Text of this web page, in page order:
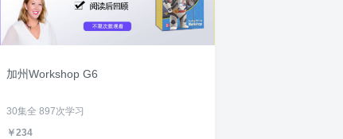
加州Workshop G6
30集全 897次学习
￥234